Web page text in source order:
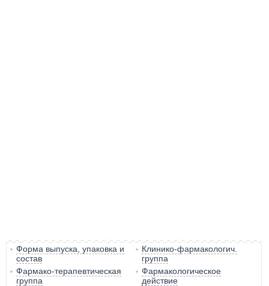
Форма выпуска, упаковка и
состав
Клинико-фармакологич.
группа
Фармако-терапевтическая
группа
Фармакологическое
действие